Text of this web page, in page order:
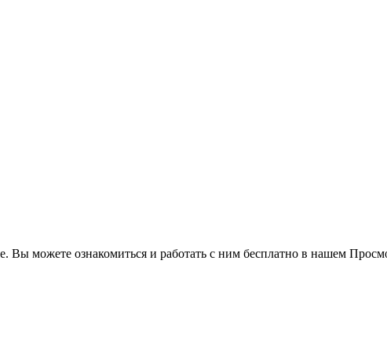
Вы можете ознакомиться и работать с ним бесплатно в нашем